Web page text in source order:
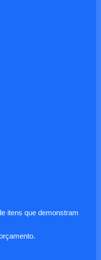
itens que demonstram